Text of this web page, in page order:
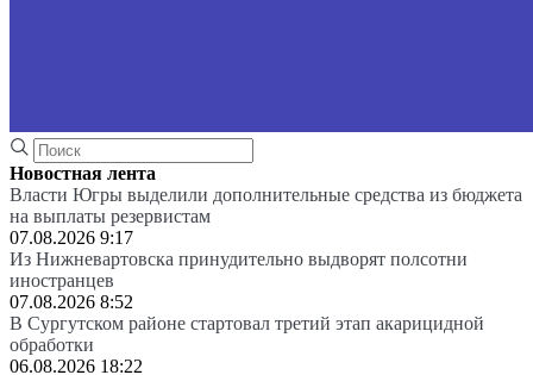
Новостная лента
Власти Югры выделили дополнительные средства из бюджета
на выплаты резервистам
07.08.2026 9:17
Из Нижневартовска принудительно выдворят полсотни
иностранцев
07.08.2026 8:52
В Сургутском районе стартовал третий этап акарицидной
обработки
06.08.2026 18:22